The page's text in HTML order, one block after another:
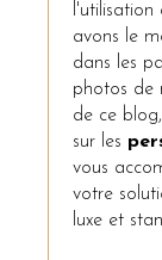
l'utilisation
avons le
dans les
photos de
de ce
sur les
vous
votre
luxe et